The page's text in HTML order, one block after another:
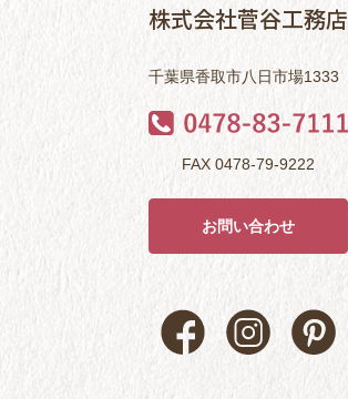
株式会社菅谷工務店
千葉県香取市八日市場1333
FAX 0478-79-9222
お問い合わせ